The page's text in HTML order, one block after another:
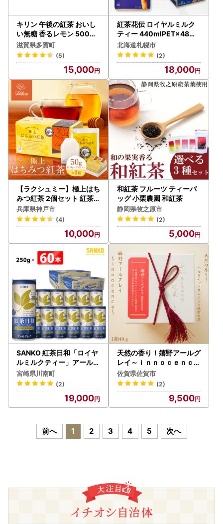
キリン 午後の紅茶 おいし
い無糖 香るレモン 500m l
ペットボトル × 24本 | 紅
茶
滋賀県多賀町
(5)
15,000
紅茶花伝 ロイヤルミルク
ティー 440mlPET×48本
（2ケース） 紅茶
北海道札幌市
(2)
18,000
【ラクシュミー】極上はち
みつ紅茶 2個セット 紅茶
ティーバック
兵庫県神戸市
(4)
10,000
和紅茶 フルーツ ティーバ
ッグ 小栗農園 和紅茶
静岡県牧之原市
(2)
5,000
SANKO 紅茶日和「ロイヤ
ルミルクティー」アールグ
レイ(缶) 250g×60本【
飲料類 ソフトドリンク 紅
茶 長期保存 宮崎県 川南町
宮崎県川南町
(2)
19,000
天然の香り！嬉野アールグ
レイ～ｉｎｎｏｃｅｎｃｅ
～ 和紅茶 飲料 茶葉 和紅茶
専門店 紅葉~くれは~ ：A
095-043
佐賀県佐賀市
(2)
9,500
前へ 1 2 3 4 5 次へ